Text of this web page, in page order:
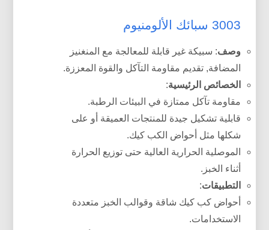
3003 سبائك الألومنيوم
وصف: سبيكة غير قابلة للمعالجة مع المنغنيز
المضافة, تقديم مقاومة التآكل والقوة المعززة.
الخصائص الرئيسية:
مقاومة تآكل ممتازة في البيئات الرطبة.
قابلية تشكيل جيدة للمنتجات العميقة أو على
شكلها مثل أحواض الكب كيك.
الموصلية الحرارية العالية حتى توزيع الحرارة
أثناء الخبز.
التطبيقات:
أحواض كب كيك شاقة وقوالب الخبز متعددة
الاستخدامات.